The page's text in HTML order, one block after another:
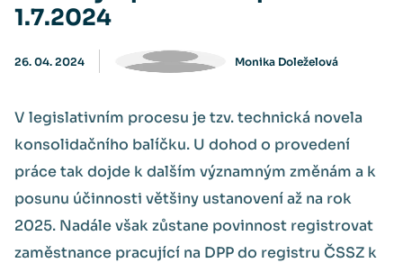
1.7.2024
26. 04. 2024 Monika Doleželová
V legislativním procesu je tzv. technická novela
konsolidačního balíčku. U dohod o provedení
práce tak dojde k dalším významným změnám a k
posunu účinnosti většiny ustanovení až na rok
2025. Nadále však zůstane povinnost registrovat
zaměstnance pracující na DPP do registru ČSSZ k